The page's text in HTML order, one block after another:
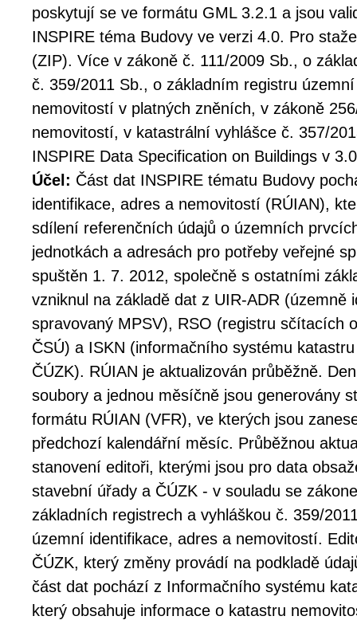
poskytují se ve formátu GML 3.2.1 a jsou
INSPIRE téma Budovy ve verzi 4.0. Pro
(ZIP). Více v zákoně č. 111/2009 Sb., o
č. 359/2011 Sb., o základním registru
nemovitostí v platných zněních, v zákoně
nemovitostí, v katastrální vyhlášce č. 357/
INSPIRE Data Specification on Buildings v
Účel: Část dat INSPIRE tématu Budovy
identifikace, adres a nemovitostí (RÚIAN),
sdílení referenčních údajů o územních
jednotkách a adresách pro potřeby veřejné
spuštěn 1. 7. 2012, společně s ostatními
vzniknul na základě dat z UIR-ADR (územně
spravovaný MPSV), RSO (registru sčítacích
ČSÚ) a ISKN (informačního systému
ČÚZK). RÚIAN je aktualizován průběžně.
soubory a jednou měsíčně jsou generovány
formátu RÚIAN (VFR), ve kterých jsou
předchozí kalendářní měsíc. Průběžnou
stanovení editoři, kterými jsou pro data
stavební úřady a ČÚZK - v souladu se
základních registrech a vyhláškou č. 359/
územní identifikace, adres a nemovitostí.
ČÚZK, který změny provádí na podkladě
část dat pochází z Informačního systému
který obsahuje informace o katastru